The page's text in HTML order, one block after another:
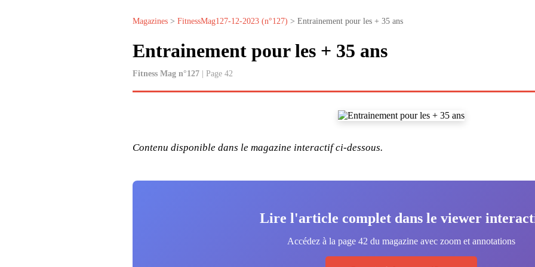
Magazines > FitnessMag127-12-2023 (n°127) > Entrainement pour les + 35 ans
Entrainement pour les + 35 ans
Fitness Mag n°127 | Page 42
Contenu disponible dans le magazine interactif ci-dessous.
Lire l'article complet dans le viewer
Accédez à la page 42 du magazine avec zoom et annotations